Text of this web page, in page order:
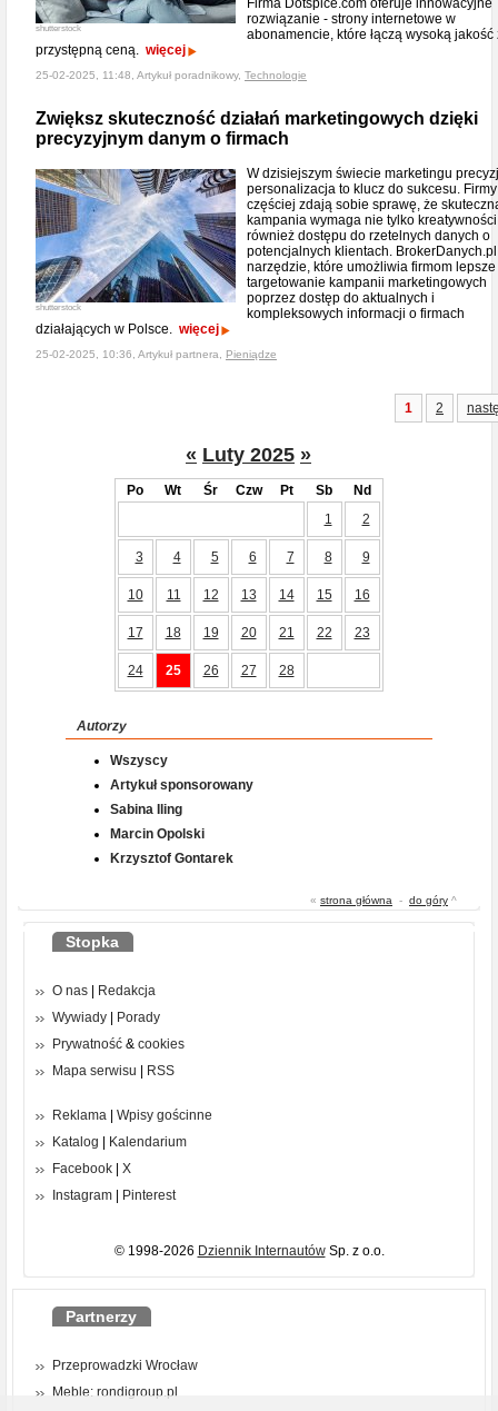
shutterstock
Firma Dotspice.com oferuje innowacyjne
rozwiązanie - strony internetowe w
abonamencie, które łączą wysoką jakość
przystępną ceną. więcej
25-02-2025, 11:48, Artykuł poradnikowy, Technologie
Zwiększ skuteczność działań marketingowych dzięki
precyzyjnym danym o firmach
shutterstock
W dzisiejszym świecie marketingu
personalizacja to klucz do sukcesu.
częściej zdają sobie sprawę, że
kampania wymaga nie tylko
również dostępu do rzetelnych danych o
potencjalnych klientach.
narzędzie, które umożliwia firmom lepsze
targetowanie kampanii marketingowych
poprzez dostęp do aktualnych i
kompleksowych informacji o firmach
działających w Polsce. więcej
25-02-2025, 10:36, Artykuł partnera, Pieniądze
1 2
« Luty 2025 »
Po Wt Śr Czw Pt Sb
Nd
1
2
3 4 5 6 7 8 9
10 11 12 13 14 15 16
17 18 19 20 21 22 23
24 25 26 27 28
Autorzy
Wszyscy
Artykuł sponsorowany
Sabina Iling
Marcin Opolski
Krzysztof Gontarek
« strona główna - do góry ^
Stopka
O nas | Redakcja
Wywiady | Porady
Prywatność & cookies
Mapa serwisu | RSS
Reklama | Wpisy gościnne
Katalog | Kalendarium
Facebook | X
Instagram | Pinterest
© 1998-2026 Dziennik InternautówSp. z o.o.
Partnerzy
Przeprowadzki Wrocław
Meble: rondigroup.pl